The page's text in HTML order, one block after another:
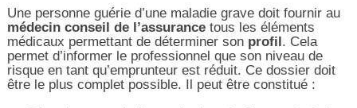
Une personne guérie d’une maladie grave doit fournir au
médecin conseil de l’assurancetous les éléments
médicaux permettant de déterminer son profil. Cela
permet d’informer le professionnel que son niveau de
risque en tant qu’emprunteur est réduit. Ce dossier doit
être le plus complet possible. Il peut être constitué :